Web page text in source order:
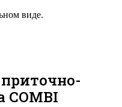
виде.